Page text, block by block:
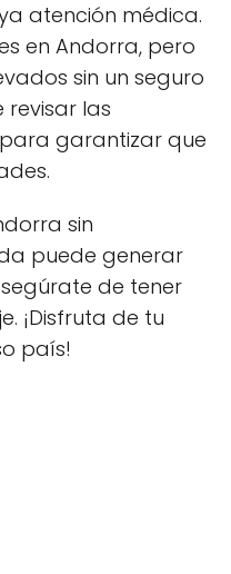
atención médica.
en Andorra, pero
sin un seguro
las
garantizar que
sin
puede generar
de tener
¡Disfruta de tu
país!